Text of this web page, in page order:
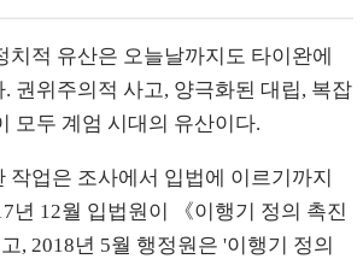
치적 유산은 오늘날까지도 타이완에
권위주의적 사고, 양극화된 대립, 복잡
모두 계엄 시대의 유산이다.
작업은 조사에서 입법에 이르기까지
년 12월 입법원이 《이행기 정의 촉진
, 2018년 5월 행정원은 '이행기 정의